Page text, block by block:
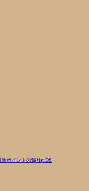
新ポイントの猫*ist DS